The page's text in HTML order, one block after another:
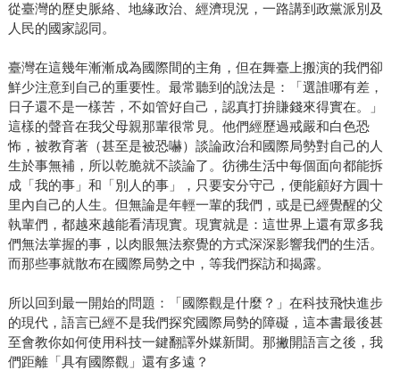
從臺灣的歷史脈絡、地緣政治、經濟現況，一路講到政黨派別及
人民的國家認同。
臺灣在這幾年漸漸成為國際間的主角，但在舞臺上搬演的我們卻
鮮少注意到自己的重要性。最常聽到的說法是：「選誰哪有差，
日子還不是一樣苦，不如管好自己，認真打拚賺錢來得實在。」
這樣的聲音在我父母親那輩很常見。他們經歷過戒嚴和白色恐
怖，被教育著（甚至是被恐嚇）談論政治和國際局勢對自己的人
生於事無補，所以乾脆就不談論了。彷彿生活中每個面向都能拆
成「我的事」和「別人的事」，只要安分守己，便能顧好方圓十
里內自己的人生。但無論是年輕一輩的我們，或是已經覺醒的父
執輩們，都越來越能看清現實。現實就是：這世界上還有眾多我
們無法掌握的事，以肉眼無法察覺的方式深深影響我們的生活。
而那些事就散布在國際局勢之中，等我們探訪和揭露。
所以回到最一開始的問題：「國際觀是什麼？」在科技飛快進步
的現代，語言已經不是我們探究國際局勢的障礙，這本書最後甚
至會教你如何使用科技一鍵翻譯外媒新聞。那撇開語言之後，我
們距離「具有國際觀」還有多遠？